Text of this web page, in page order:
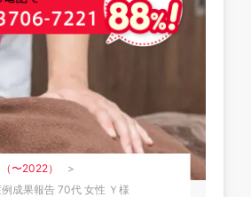
〜2022）
>
例成果報告 70代 女性 Ｙ様